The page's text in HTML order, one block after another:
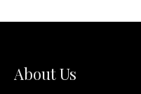
About Us